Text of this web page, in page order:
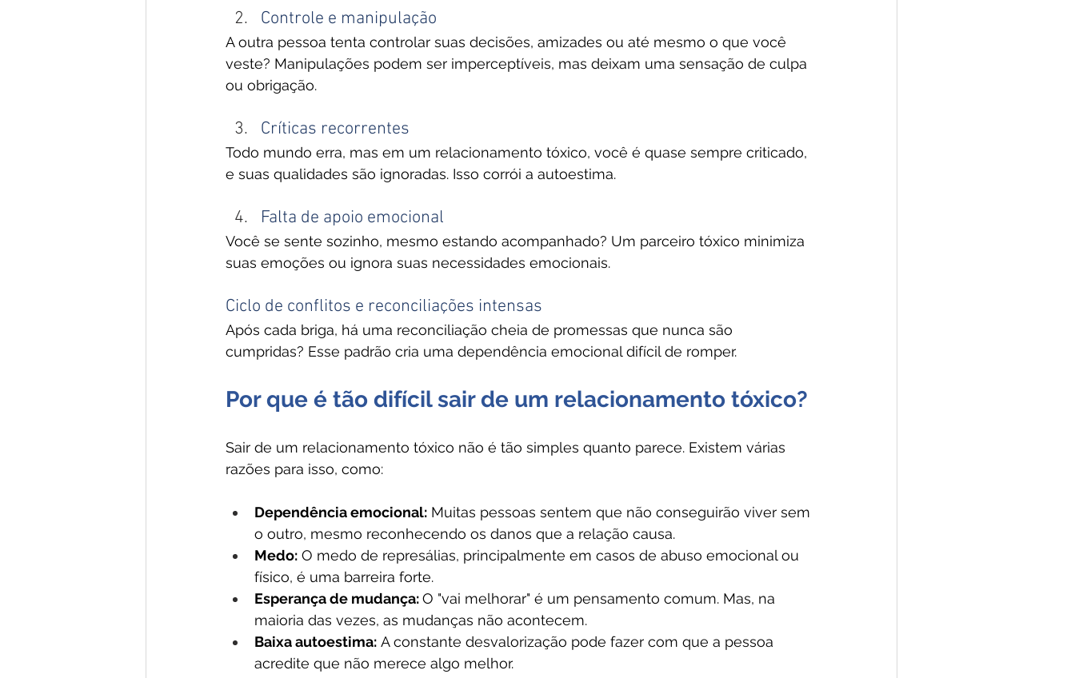
Controle e manipulação
A outra pessoa tenta controlar suas decisões, amizades ou até mesmo o que você
veste? Manipulações podem ser imperceptíveis, mas deixam uma sensação de culpa
ou obrigação.
Críticas recorrentes
Todo mundo erra, mas em um relacionamento tóxico, você é quase sempre criticado,
e suas qualidades são ignoradas. Isso corrói a autoestima.
Falta de apoio emocional
Você se sente sozinho, mesmo estando acompanhado? Um parceiro tóxico minimiza
suas emoções ou ignora suas necessidades emocionais.
Ciclo de conflitos e reconciliações intensas
Após cada briga, há uma reconciliação cheia de promessas que nunca são
cumpridas? Esse padrão cria uma dependência emocional difícil de romper.
Por que é tão difícil sair de um relacionamento tóxico?
Sair de um relacionamento tóxico não é tão simples quanto parece. Existem várias
razões para isso, como:
Dependência emocional: Muitas pessoas sentem que não conseguirão viver sem
o outro, mesmo reconhecendo os danos que a relação causa.
Medo: O medo de represálias, principalmente em casos de abuso emocional ou
físico, é uma barreira forte.
Esperança de mudança: O "vai melhorar" é um pensamento comum. Mas, na
maioria das vezes, as mudanças não acontecem.
Baixa autoestima: A constante desvalorização pode fazer com que a pessoa
acredite que não merece algo melhor.